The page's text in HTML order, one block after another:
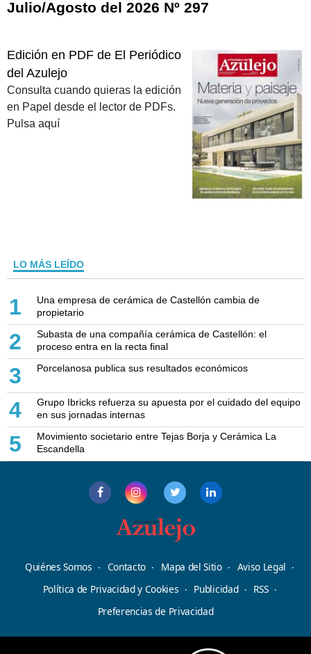
Julio/Agosto del 2026 Nº 297
Edición en PDF de El Periódico
del Azulejo
Consulta cuando quieras la edición
en Papel desde el lector de PDFs.
Pulsa aquí
LO MÁS LEÍDO
1
Una empresa de cerámica de Castellón cambia de
propietario
2
Subasta de una compañía cerámica de Castellón: el
proceso entra en la recta final
3 Porcelanosa publica sus resultados económicos
4
Grupo Ibricks refuerza su apuesta por el cuidado del equipo
en sus jornadas internas
5
Movimiento societario entre Tejas Borja y Cerámica La
Escandella
Quiénes Somos Contacto Mapa del Sitio
Aviso Legal
Política de Privacidad y Cookies
Publicidad
RSS
Preferencias de Privacidad